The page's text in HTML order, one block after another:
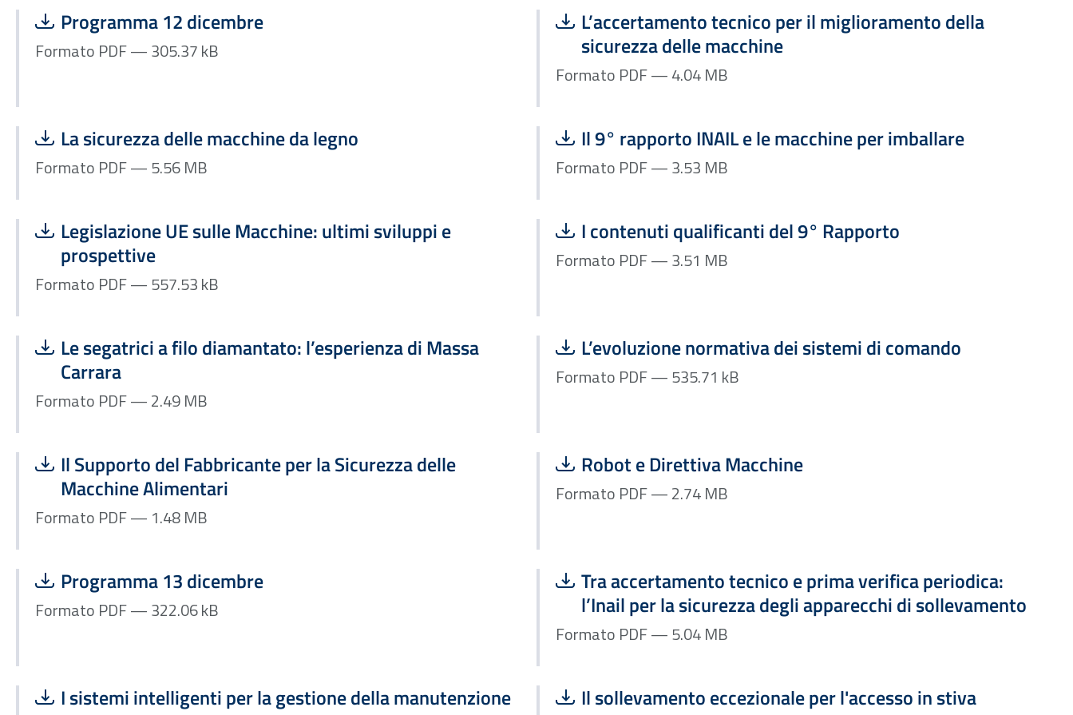
Scarica file:
Programma 12 dicembre
Formato PDF — 305.37 kB
Scarica file:
L’accertamento tecnico per il miglioramento della
sicurezza delle macchine
Formato PDF — Dimensione 4.04 MB
Formato PDF — 4.04 MB
Scarica file:
La sicurezza delle macchine da legno
Formato PDF — Dimensione 5.56 MB
Formato PDF — 5.56 MB
Scarica file:
Il 9° rapporto INAIL e le macchine per imballare
Formato PDF — Dimensione 3.53 MB
Formato PDF — 3.53 MB
Scarica file:
Legislazione UE sulle Macchine: ultimi sviluppi e
prospettive
Formato PDF — Dimensione 557.53 kB
Formato PDF — 557.53 kB
Scarica file:
I contenuti qualificanti del 9° Rapporto
Formato PDF — Dimensione 3.51 MB
Formato PDF — 3.51 MB
Scarica file:
Le segatrici a filo diamantato: l’esperienza di Massa
Carrara
Formato PDF — Dimensione 2.49 MB
Formato PDF — 2.49 MB
Scarica file:
L’evoluzione normativa dei sistemi di comando
Formato PDF — Dimensione 535.71 kB
Formato PDF — 535.71 kB
Scarica file:
Il Supporto del Fabbricante per la Sicurezza delle
Macchine Alimentari
Formato PDF — Dimensione 1.48 MB
Formato PDF — 1.48 MB
Scarica file:
Robot e Direttiva Macchine
Formato PDF — 2.74 MB
Scarica file:
Programma 13 dicembre
Formato PDF — 322.06 kB
Scarica file:
Tra accertamento tecnico e prima verifica periodica:
l’Inail per la sicurezza degli apparecchi di sollevamento
Formato PDF — Dimensione 5.04 MB
Formato PDF — 5.04 MB
Scarica file:
I sistemi intelligenti per la gestione della manutenzione
Formato PDF — Dimensione 4.95 MB Scarica file:
Il sollevamento eccezionale per l'accesso in stiva
Formato PDF — Dimensione 1.33 MB